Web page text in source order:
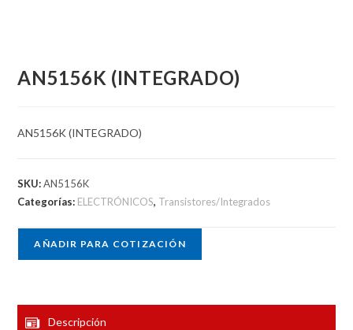
AN5156K (INTEGRADO)
AN5156K (INTEGRADO)
SKU:AN5156K
Categorías: ELECTRÓNICOS, Transistores/Integrados
AÑADIR PARA COTIZACIÓN
Descripción